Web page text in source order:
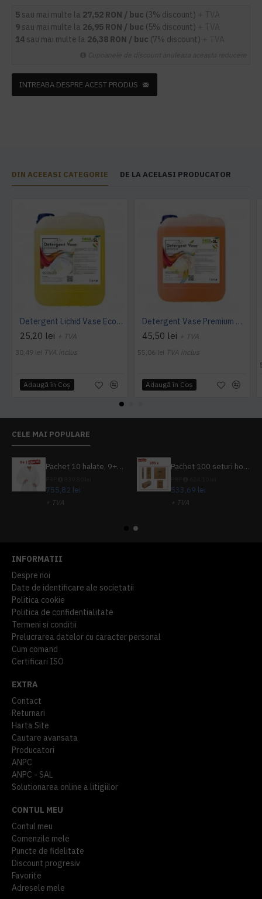
5 sau mai multe la 27,52 RON / buc (3% discount)
9 sau mai multe la 26,95 RON / buc (5% discount)
14 sau mai multe la 26,38 RON / buc (7% discount)
INTREABA DESPRE ACEST PRODUS
DIN ACEEASI CATEGORIE DE LA ACELASI PRODUCATOR
Detergent Lichid Vase Economic, Manual, 5L, AQAS
25,20 lei + TVA
30,49 lei TVA inclus
Adaugă în Coş
Detergent Vase Premium Manual 5L Canistra AQAS
45,50 lei + TVA
55,06 lei TVA inclus
Adaugă în Coş
CELE MAI POPULARE
Pachet 10 halate, 9+1 gratuit
755,82 lei
+ TVA
Pachet 100 seturi hoteliere, set dentar, set barbierit, casca de dus, pila unghii, set cusut
533,69 lei
+ TVA
INFORMATII
Despre noi
Date de identificare ale societatii
Politica cookie
Politica de confidentialitate
Termeni si conditii
Prelucrarea datelor cu caracter personal
Cum comand
Certificari ISO
EXTRA
Contact
Returnari
Harta Site
Cautare avansata
Producatori
ANPC
ANPC - SAL
Solutionarea online a litigiilor
CONTUL MEU
Contul meu
Comenzile mele
Puncte de fidelitate
Discount progresiv
Favorite
Adresele mele